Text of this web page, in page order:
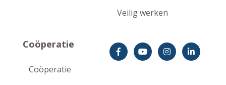
Veilig werken
Coöperatie
Coöperatie